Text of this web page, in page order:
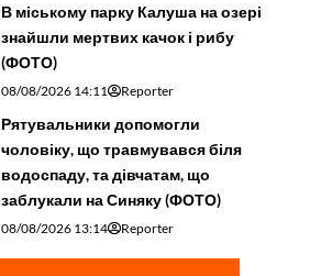
В міському парку Калуша на озері
знайшли мертвих качок і рибу
(ФОТО)
08/08/2026 14:11 Reporter
Рятувальники допомогли
чоловіку, що травмувався біля
водоспаду, та дівчатам, що
заблукали на Синяку (ФОТО)
08/08/2026 13:14 Reporter